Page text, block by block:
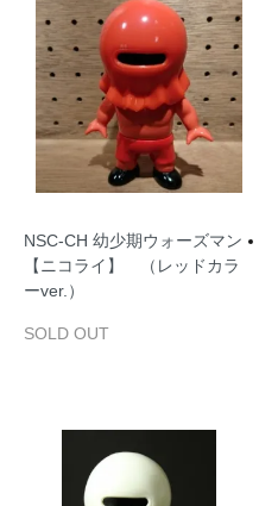
NSC‐CH 幼少期ウォーズマン
【ニコライ】 （レッドカラ
ーver.）
SOLD OUT